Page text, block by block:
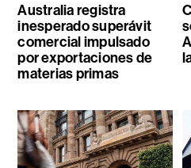
Australia registra
inesperado superávit
comercial impulsado
por exportaciones de
materias primas